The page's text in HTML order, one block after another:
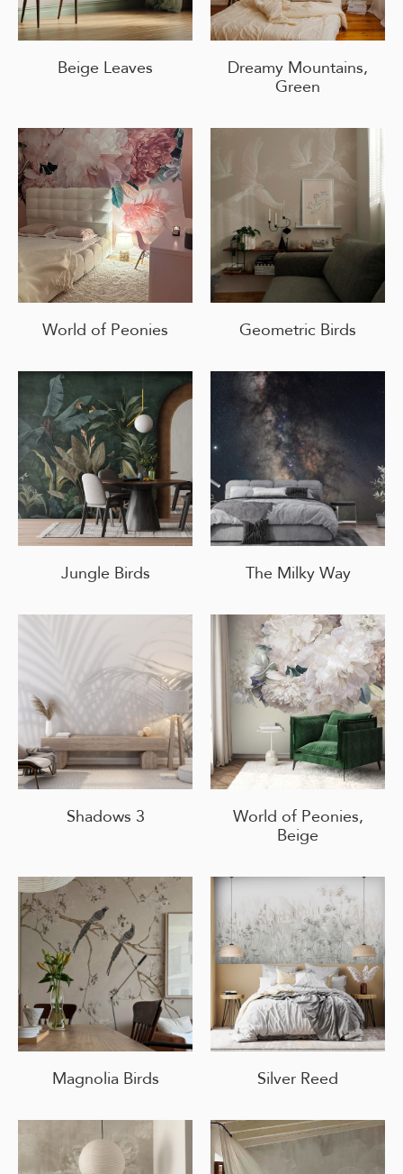
Beige Leaves
Dreamy Mountains,
Green
World of Peonies Geometric Birds
Jungle Birds The Milky Way
Shadows 3
World of Peonies,
Beige
Magnolia Birds Silver Reed